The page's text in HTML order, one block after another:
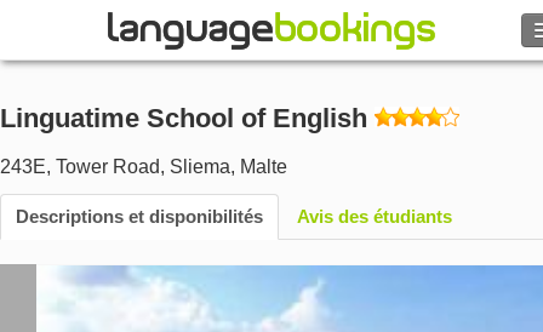
Contactez-nous
PARCOURIR
Se connecter
Linguatime School of English
243E, Tower Road, Sliema, Malte
Descriptions et disponibilités Avis des étudiants